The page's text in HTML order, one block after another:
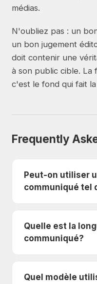
médias.
N'oubliez pas : un
un bon jugement
doit contenir une
à son public cible. La
c'est le fond qui fait
Frequently
Peut-on utiliser
communiqué tel
Quelle est la
communiqué?
Quel modèle